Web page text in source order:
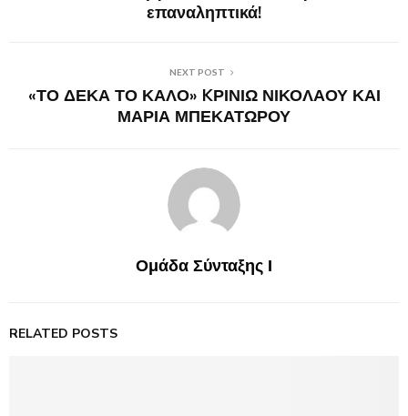
επαναληπτικά!
NEXT POST
«ΤΟ ΔΕΚΑ ΤΟ ΚΑΛΟ» KΡΙΝΙΩ ΝΙΚΟΛΑΟΥ ΚΑΙ
ΜΑΡΙΑ ΜΠΕΚΑΤΩΡΟΥ
Ομάδα Σύνταξης Ι
RELATED POSTS